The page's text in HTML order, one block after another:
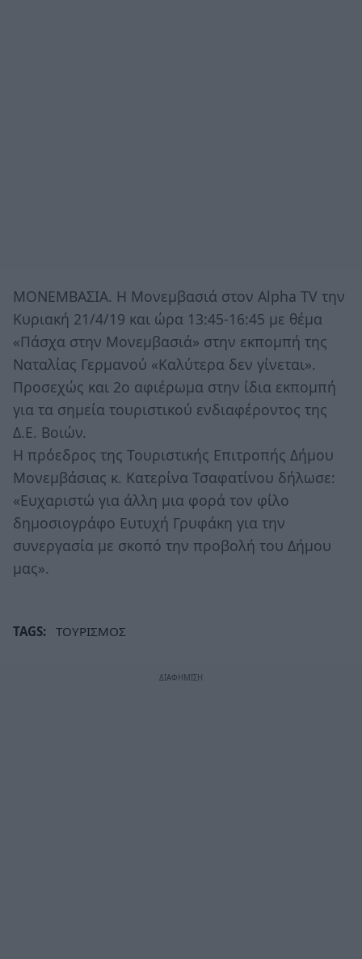
ΜΟΝΕΜΒΑΣΙΑ. Η Μονεμβασιά στον Αlpha TV την
Κυριακή 21/4/19 και ώρα 13:45-16:45 με θέμα
«Πάσχα στην Μονεμβασιά» στην εκπομπή της
Ναταλίας Γερμανού «Καλύτερα δεν γίνεται».
Προσεχώς και 2ο αφιέρωμα στην ίδια εκπομπή
για τα σημεία τουριστικού ενδιαφέροντος της
Δ.Ε. Βοιών.
Η πρόεδρος της Τουριστικής Επιτροπής Δήμου
Μονεμβάσιας κ. Κατερίνα Τσαφατίνου δήλωσε:
«Ευχαριστώ για άλλη μια φορά τον φίλο
δημοσιογράφο Ευτυχή Γρυφάκη για την
συνεργασία με σκοπό την προβολή του Δήμου
μας».
TAGS: ΤΟΥΡΙΣΜΟΣ